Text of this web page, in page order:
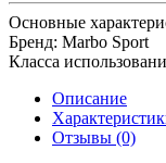
Основные
Бренд: Marbo Sport
Класса
Описание
Отзывы (0)